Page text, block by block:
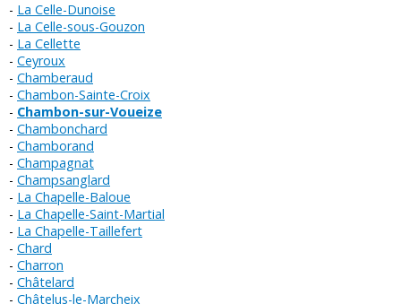
La Celle-Dunoise
La Celle-sous-Gouzon
La Cellette
Ceyroux
Chamberaud
Chambon-Sainte-Croix
Chambon-sur-Voueize
Chambonchard
Chamborand
Champagnat
Champsanglard
La Chapelle-Baloue
La Chapelle-Saint-Martial
La Chapelle-Taillefert
Chard
Charron
Châtelard
Châtelus-le-Marcheix